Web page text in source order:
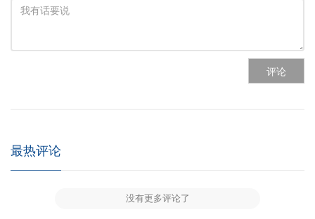
评论
最热评论
没有更多评论了